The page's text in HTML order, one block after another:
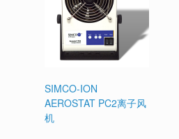
SIMCO-ION
AEROSTAT PC2离子风
机